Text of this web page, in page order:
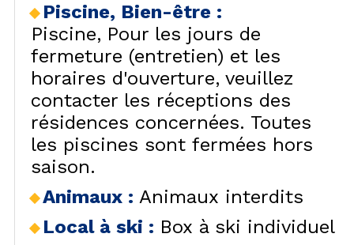
Piscine, Bien-être :
Piscine
Pour les jours de
fermeture (entretien) et les
horaires d'ouverture, veuillez
contacter les réceptions des
résidences concernées. Toutes
les piscines sont fermées hors
saison.
Animaux : Animaux interdits
Local à ski : Box à ski individuel